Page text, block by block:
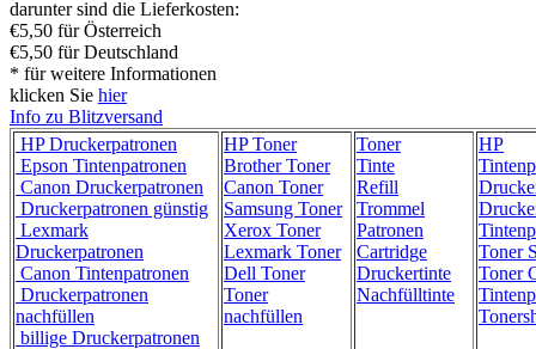
darunter sind die Lieferkosten:
€5,50 für Österreich
€5,50 für Deutschland
* für weitere Informationen
klicken Sie hier
Info zu Blitzversand
HP Druckerpatronen
Epson Tintenpatronen
Canon Druckerpatronen
Druckerpatronen günstig
Lexmark
Druckerpatronen
Canon Tintenpatronen
Druckerpatronen
nachfüllen
billige Druckerpatronen
HP Toner
Brother Toner
Canon Toner
Samsung Toner
Xerox Toner
Lexmark Toner
Dell Toner
Toner
nachfüllen
Toner
Tinte
Refill
Trommel
Patronen
Cartridge
Druckertinte
Nachfülltinte
HP
Toner
Toner